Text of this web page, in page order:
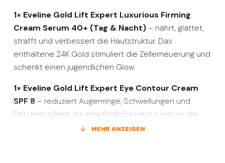
1× Eveline Gold Lift Expert Luxurious Firming
Cream Serum 40+ (Tag & Nacht) – nährt, glättet,
strafft und verbessert die Hautstruktur. Das
enthaltene 24K Gold stimuliert die Zellerneuerung und
schenkt einen jugendlichen Glow.
1× Eveline Gold Lift Expert Eye Contour Cream
SPF 8 – reduziert Augenringe, Schwellungen und
Fältchen, pflegt die empfindliche Haut rund um die
Augen und schützt vor UV-Strahlung.
MEHR ANZEIGEN